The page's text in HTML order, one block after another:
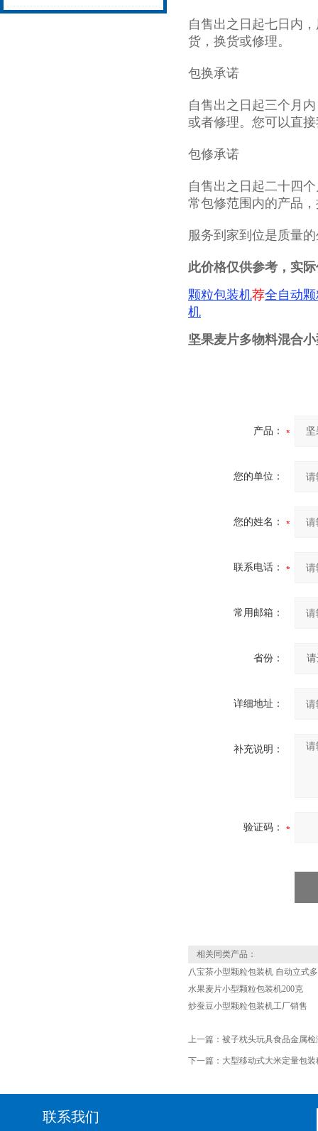
自售出之日起七日内
货，换货或修理。
包换承诺
自售出之日起三个月
或者修理。您可以直
包修承诺
自售出之日起二十四
常包修范围内的产品
服务到家到位是质量
此价格仅供参考，实
颗粒包装机荐全自动
机
坚果麦片多物料混合
产品：
您的单位：
您的姓名：
联系电话：
常用邮箱：
省份：
详细地址：
补充说明：
验证码：
相关同类产品：
八宝茶小型颗粒包装机 自动立式
水果麦片小型颗粒包装机200克
炒蚕豆小型颗粒包装机工厂销售
上一篇： 被子枕头玩具食品金属检
下一篇： 大型移动式大米定量包
联系我们